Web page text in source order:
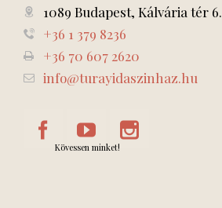
1089 Budapest, Kálvária tér 6.
+36 1 379 8236
+36 70 607 2620
info@turayidaszinhaz.hu
Kövessen minket!